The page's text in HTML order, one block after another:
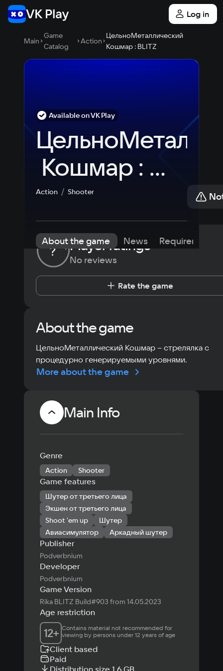
Log in
Main
Game
Catalog
Action
ЦельноМеталлический
Кошмар : BLITZ
Available on VK Play
Кошмар :
BLITZ
Action Shooter
About the game News Requirements
? Player ratings
No reviews
Rate the game
About the game
ЦельноМеталлический Кошмар – стрелялка с
процедурно генерируемыми уровнями.
More about the game
Main Info
Genre
Action Shooter
Game features
Шутер от третьего лица
Экшен от третьего лица
Shoot 'em up
Шутер
Авиасимулятор
Аркадный шутер
Publisher
Podverbnium
Developer
Podverbnium
Game Version
Rika BLITZ Build#903 from 14.05.2023
Age restriction
12+ Contains material not recommended for
viewing by persons under 12 years of age
Client based
Paid
Distribution size 1.6 GB